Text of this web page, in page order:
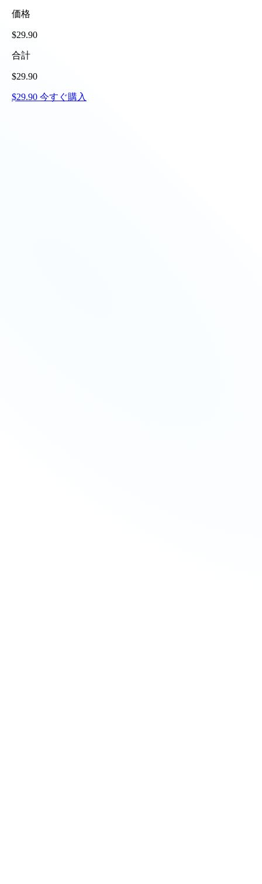
価格
$29.90
合計
$29.90
$29.90 今すぐ購入